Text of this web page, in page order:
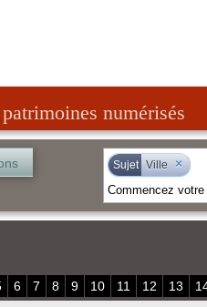
numérisés
Sujet Ville ×
6 7 8 9 10 11 12 13